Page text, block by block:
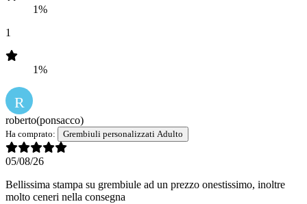
1%
1
1%
R
roberto(ponsacco)
Ha comprato: Grembiuli personalizzati Adulto
05/08/26
Bellissima stampa su grembiule ad un prezzo onestissimo, inoltre
molto ceneri nella consegna